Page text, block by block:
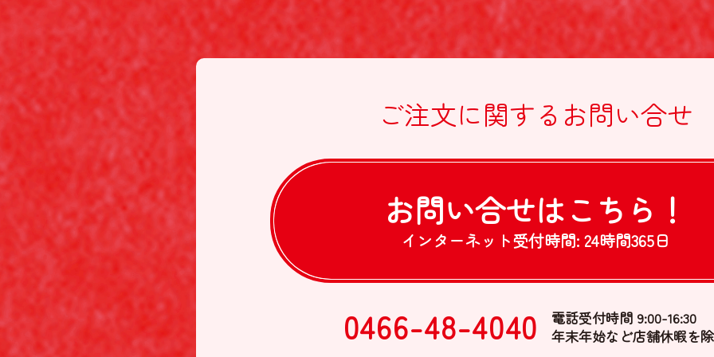
ご注文に関する お問い合せ
お問い合せはこちら！
インターネット受付時間: 24時間365日
0466-48-4040
電話受付時間 9:00-16:30
年末年始など店舗休暇を